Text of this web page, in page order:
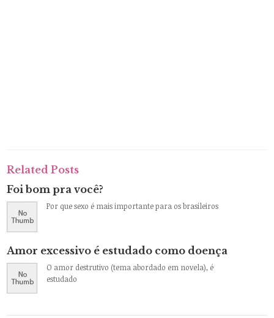
Related Posts
Foi bom pra você?
Por que sexo é mais importante para os brasileiros
Amor excessivo é estudado como doença
O amor destrutivo (tema abordado em novela), é
estudado